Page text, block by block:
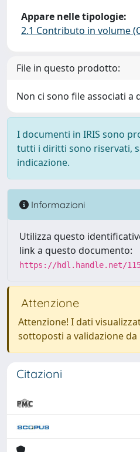
Appare nelle tipologie:
2.1 Contributo in volume
File in questo prodotto:
Non ci sono file associati a
I documenti in IRIS sono
tutti i diritti sono riservati,
indicazione.
Informazioni
Utilizza questo
link a questo documento:
https://hdl.handle.net/
Attenzione
Attenzione! I dati
sottoposti a validazione
Citazioni